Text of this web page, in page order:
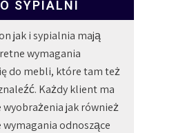
SYPIALNI
jak i sypialnia mają
wymagania
do mebli, które tam też
Każdy klient ma
wyobrażenia jak również
wymagania odnoszące